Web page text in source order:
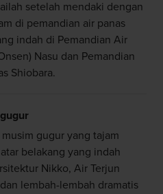
setelah mendaki dengan
di pemandian air panas
indah di Pemandian Air
Nasu dan Pemandian
Shiobara.
musim gugur yang tajam
belakang yang indah
Nikko, Air Terjun
lembah-lembah dramatis